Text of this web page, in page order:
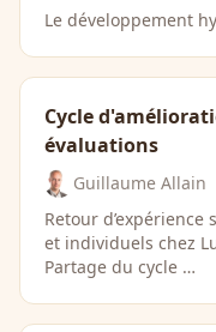
Le développement
Cycle
évaluations
Guillaume Allain
Retour
et individuels chez
Partage du cycle …